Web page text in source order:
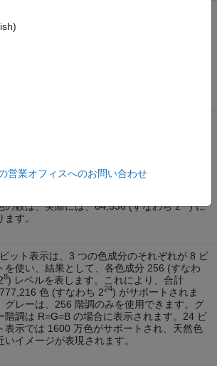
ト表示は、24 ビット表示上でも使用可能な色
成でき、この場合、256 色のみを同時に識別
グレー階調)。システムによっては、特別ビッ
使用して表示可能な緑のレベルを拡張してい
の数は、実際には、64,536 (すなわち 2
) に
ます。
ット表示は、3 つの色成分のそれぞれが 8 ビ
を使い、結果として、各色成分 256 (すなわ
8) レベルを表します。これにより、合計
色 (すなわち 224) がサポートされま
グレーは、256 階調のみを使用できます。グ
階調は R=G=B の場合に表示されます。24 ビ
表示では 1600 万色がサポートされ、天然色
いイメージが表現されます。
営業オフィスへのお問い合わせ